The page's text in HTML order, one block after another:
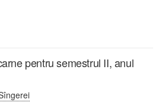
pentru semestrul II, anul